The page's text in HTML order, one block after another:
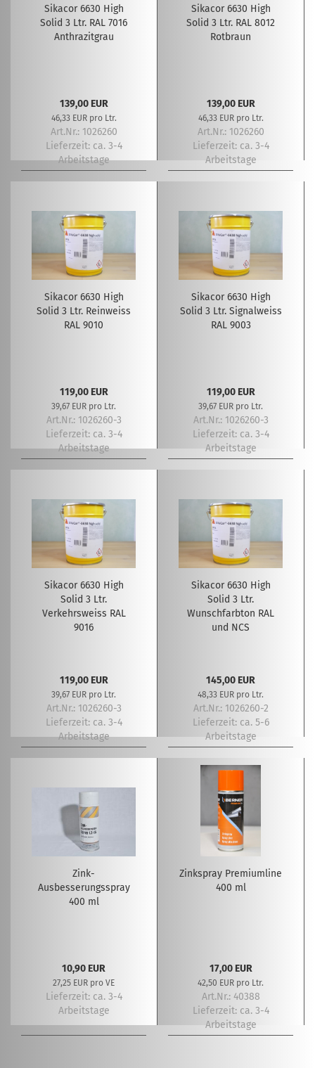
Sikacor 6630 High
Solid 3 Ltr. RAL 7016
Anthrazitgrau
139,00 EUR
46,33 EUR pro Ltr.
Art.Nr.: 1026260
Lieferzeit: ca. 3-4
Arbeitstage
Sikacor 6630 High
Solid 3 Ltr. RAL 8012
Rotbraun
139,00 EUR
46,33 EUR pro Ltr.
Art.Nr.: 1026260
Lieferzeit: ca. 3-4
Arbeitstage
Sikacor 6630 High
Solid 3 Ltr. Reinweiss
RAL 9010
119,00 EUR
39,67 EUR pro Ltr.
Art.Nr.: 1026260-3
Lieferzeit: ca. 3-4
Arbeitstage
Sikacor 6630 High
Solid 3 Ltr. Signalweiss
RAL 9003
119,00 EUR
39,67 EUR pro Ltr.
Art.Nr.: 1026260-3
Lieferzeit: ca. 3-4
Arbeitstage
Sikacor 6630 High
Solid 3 Ltr.
Verkehrsweiss RAL
9016
119,00 EUR
39,67 EUR pro Ltr.
Art.Nr.: 1026260-3
Lieferzeit: ca. 3-4
Arbeitstage
Sikacor 6630 High
Solid 3 Ltr.
Wunschfarbton RAL
und NCS
145,00 EUR
48,33 EUR pro Ltr.
Art.Nr.: 1026260-2
Lieferzeit: ca. 5-6
Arbeitstage
Zink-
Ausbesserungsspray
400 ml
10,90 EUR
27,25 EUR pro VE
Lieferzeit: ca. 3-4
Arbeitstage
Zinkspray Premiumline
400 ml
17,00 EUR
42,50 EUR pro Ltr.
Art.Nr.: 40388
Lieferzeit: ca. 3-4
Arbeitstage